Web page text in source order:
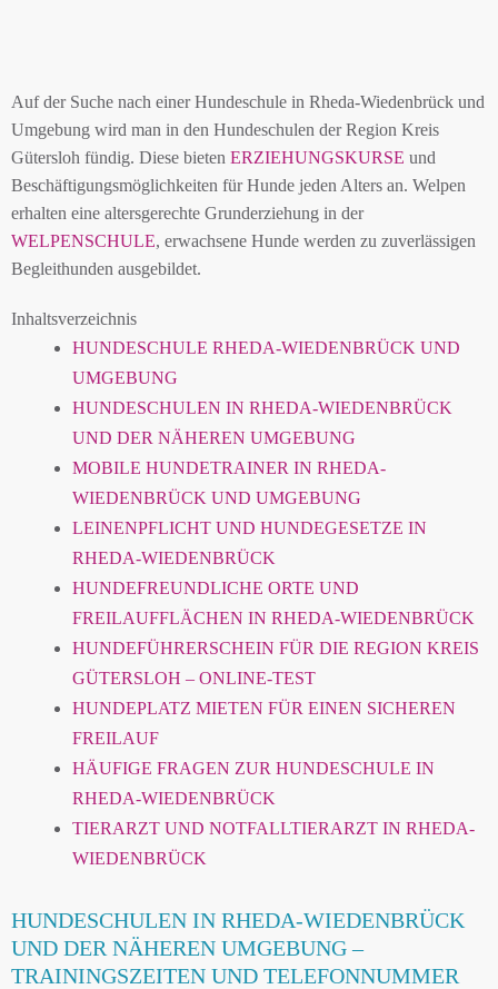
Auf der Suche nach einer Hundeschule in Rheda-Wiedenbrück und
Umgebung wird man in den Hundeschulen der Region Kreis
Gütersloh fündig. Diese bieten ERZIEHUNGSKURSE und
Beschäftigungsmöglichkeiten für Hunde jeden Alters an. Welpen
erhalten eine altersgerechte Grunderziehung in der
WELPENSCHULE, erwachsene Hunde werden zu zuverlässigen
Begleithunden ausgebildet.
Inhaltsverzeichnis
HUNDESCHULE RHEDA-WIEDENBRÜCK UND
UMGEBUNG
HUNDESCHULEN IN RHEDA-WIEDENBRÜCK
UND DER NÄHEREN UMGEBUNG
MOBILE HUNDETRAINER IN RHEDA-
WIEDENBRÜCK UND UMGEBUNG
LEINENPFLICHT UND HUNDEGESETZE IN
RHEDA-WIEDENBRÜCK
HUNDEFREUNDLICHE ORTE UND
FREILAUFFLÄCHEN IN RHEDA-WIEDENBRÜCK
HUNDEFÜHRERSCHEIN FÜR DIE REGION KREIS
GÜTERSLOH – ONLINE-TEST
HUNDEPLATZ MIETEN FÜR EINEN SICHEREN
FREILAUF
HÄUFIGE FRAGEN ZUR HUNDESCHULE IN
RHEDA-WIEDENBRÜCK
TIERARZT UND NOTFALLTIERARZT IN RHEDA-
WIEDENBRÜCK
HUNDESCHULEN IN RHEDA-WIEDENBRÜCK
UND DER NÄHEREN UMGEBUNG –
TRAININGSZEITEN UND TELEFONNUMMER